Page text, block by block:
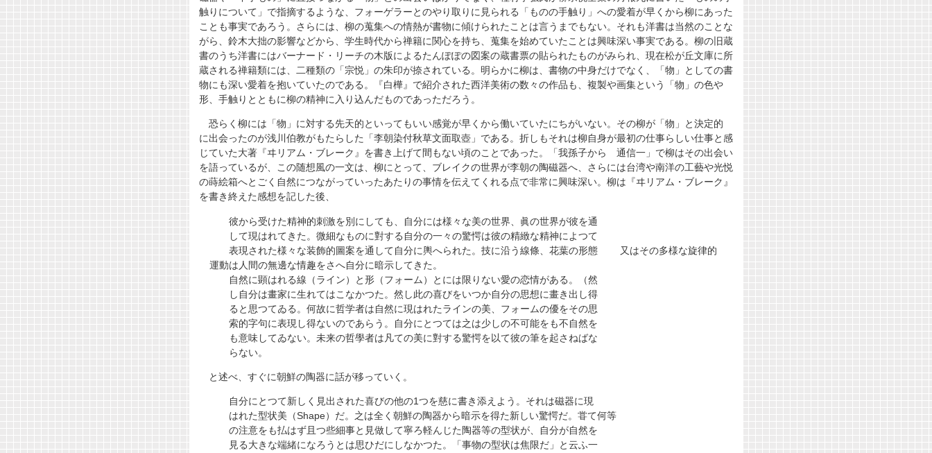
触りについて」で指摘するような、フォーゲラーとのやり取りに見られる「ものの手触り」への愛着が早くから柳にあった
ことも事実であろう。さらには、柳の蒐集への情熱が書物に傾けられたことは言うまでもない。それも洋書は当然のことな
がら、鈴木大拙の影響などから、学生時代から禅籍に関心を持ち、蒐集を始めていたことは興味深い事実である。柳の旧蔵
書のうち洋書にはバーナード・リーチの木版によるたんぽぽの図案の蔵書票の貼られたものがみられ、現在松が丘文庫に所
蔵される禅籍類には、二種類の「宗悦」の朱印が捺されている。明らかに柳は、書物の中身だけでなく、「物」としての書
物にも深い愛着を抱いていたのである。『白樺』で紹介された西洋美術の数々の作品も、複製や画集という「物」の色や
形、手触りとともに柳の精神に入り込んだものであっただろう。
恐らく柳には「物」に対する先天的といってもいい感覚が早くから働いていたにちがいない。その柳が「物」と決定的
に出会ったのが浅川伯教がもたらした「李朝染付秋草文面取壺」である。折しもそれは柳自身が最初の仕事らしい仕事と感
じていた大著『ヰリアム・ブレーク』を書き上げて間もない頃のことであった。「我孫子から 通信一」で柳はその出会い
を語っているが、この随想風の一文は、柳にとって、ブレイクの世界が李朝の陶磁器へ、さらには台湾や南洋の工藝や光悦
の蒔絵箱へとごく自然につながっていったあたりの事情を伝えてくれる点で非常に興味深い。柳は『ヰリアム・ブレーク』
を書き終えた感想を記した後、
彼から受けた精神的刺激を別にしても、自分には様々な美の世界、眞の世界が彼を通
して現はれてきた。微細なものに對する自分の一々の驚愕は彼の精緻な精神によつて
表現された様々な装飾的圖案を通して自分に輿へられた。技に沿う線條、花葉の形態 又はその多様な旋律的
運動は人間の無邊な情趣をさへ自分に暗示してきた。
自然に顕はれる線（ライン）と形（フォーム）とには限りない愛の恋情がある。（然
し自分は畫家に生れてはこなかつた。然し此の喜びをいつか自分の思想に畫き出し得
ると思つてゐる。何故に哲学者は自然に現はれたラインの美、フォームの優をその思
索的字句に表現し得ないのであらう。自分にとつては之は少しの不可能をも不自然を
も意味してゐない。未来の哲學者は凡ての美に對する驚愕を以て彼の筆を起さねばな
らない。
と述べ、すぐに朝鮮の陶器に話が移っていく。
自分にとつて新しく見出された喜びの他の1つを慈に書き添えよう。それは磁器に現
はれた型状美（Shape）だ。之は全く朝鮮の陶器から暗示を得た新しい驚愕だ。甞て何等
の注意をも払はず且つ些細事と見做して寧ろ軽んじた陶器等の型状が、自分が自然を
見る大きな端緒になろうとは思ひだにしなかつた。「事物の型状は焦限だ」と云ふ一